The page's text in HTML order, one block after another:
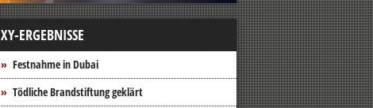
XY-ERGEBNISSE
Festnahme in Dubai
Tödliche Brandstiftung geklärt